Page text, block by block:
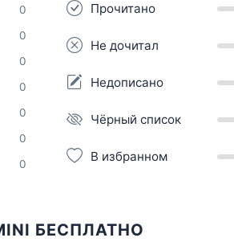
0
0
0
0
0
0
0
Прочитано
Не дочитал
Недописано
Чёрный список
В избранном
БЕСПЛАТНО